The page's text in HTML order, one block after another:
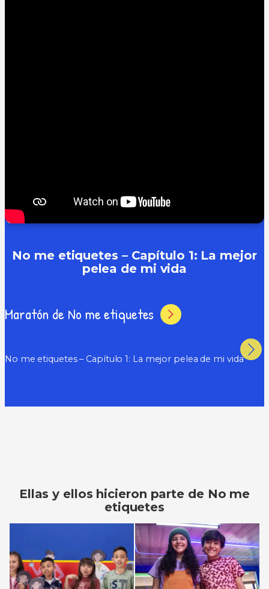
No me etiquetes – Capítulo 1: La mejor
pelea de mi vida
Maratón de No me etiquetes
No me etiquetes – Capítulo 1: La mejor pelea de mi vida
Ellas y ellos hicieron parte de No me
etiquetes